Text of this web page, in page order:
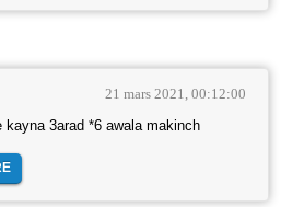
21 mars 2021, 00:12:00
kayna 3arad *6 awala makinch